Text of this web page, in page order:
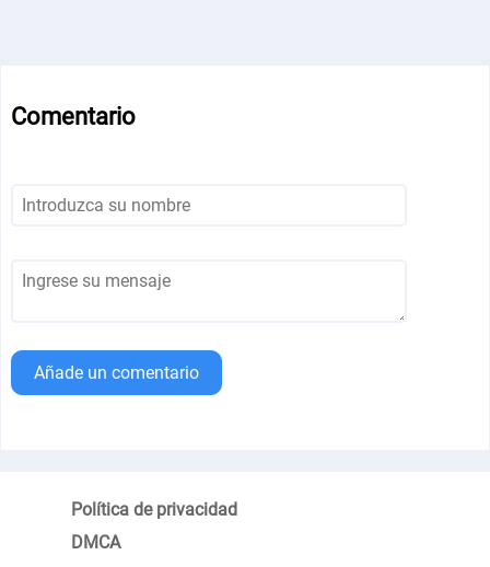
Comentario
Añade un comentario
Política de privacidad
DMCA